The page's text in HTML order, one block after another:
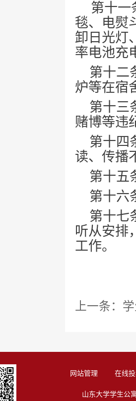
第十一
毯、电熨
卸日光灯
率电池充
第十二
炉等在宿
第十三
赌博等违
第十四
读、传播
第十五
第十六
第十七
听从安排
工作。
上一条：
网站管理 在线
山东大学学生公